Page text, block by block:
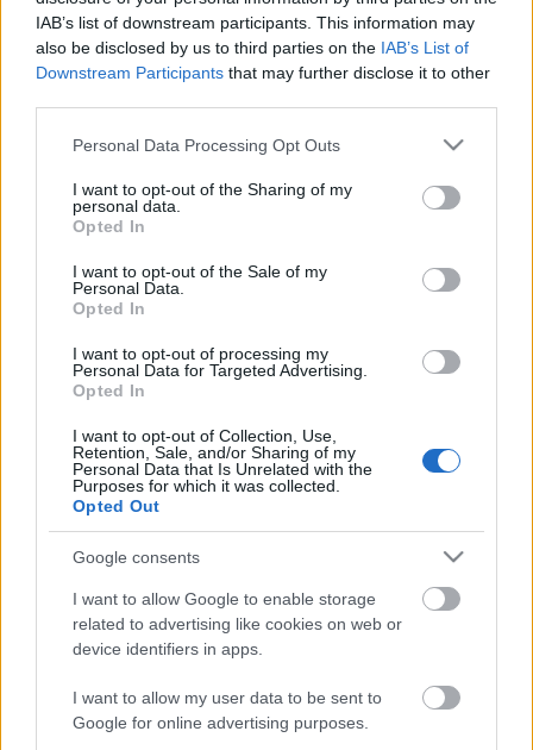
IAB’s list of downstream participants. This information may
also be disclosed by us to third parties on the IAB’s List of
Downstream Participants that may further disclose it to other
Please note that this website/app uses one or more Google
not limited to your visit or usage behaviour. You may click to
grant or deny consent to Google and its third-party tags to
use your data for below specified purposes in below Google
consent section.
Personal Data Processing Opt Outs
I want to opt-out of the Sharing of my
personal data.
Opted In
I want to opt-out of the Sale of my
Personal Data.
Opted In
I want to opt-out of processing my
Personal Data for Targeted Advertising.
Opted In
I want to opt-out of Collection, Use,
Retention, Sale, and/or Sharing of my
Personal Data that Is Unrelated with the
Purposes for which it was collected.
Opted Out
Google consents
I want to allow Google to enable storage
related to advertising like cookies on web or
device identifiers in apps.
I want to allow my user data to be sent to
Google for online advertising purposes.
oszt szét az önkormányzat. A cél az, hogy minél
szélesebb körben támogathassa a zenekarokat, ezért
technikai megkötés nincs, a jelentkezőknek csak egy
kikötésnek kell megfelelniük: helyszínben vagy
témaválasztásban meg kell jelenjen a
videoklipekben Terézváros.
A beérkező pályázatokat, illetve az elkészült
videoklipeket hattagú szakmai zsűri bírálja majd el.
A zsűri tagjai:
a Művész Mozi igazgatója),Bihari Balázs
(a
Majdnem Híres Rocksuli társalapítója, zenész,
újságíró),Pápai Sándor
és vezetője),Lábas Viki(a Margaret Island
énekesnője, dalszerző, előadóművész),
Sajó Dávid
(az index.hu korábbi munkatársa, zenei újságíró),
valamintRohonyi Gábor(filmrendező,
forgatókönyvíró).
A pályázatok beérkezésének határideje
szeptember 18.
A videoklipek leforgatásának és leadásának
határideje:2020.november 30.
A pályázat részletei és menete a következő linken
https://www.terezvaros.hu/kozlemenyek/videoklip-
palyazat-konnyuzenei-eloadok-szamara